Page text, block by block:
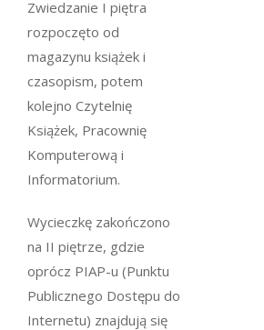
Zwiedzanie I piętra
rozpoczęto od
magazynu książek i
czasopism, potem
kolejno Czytelnię
Książek, Pracownię
Komputerową i
Informatorium.
Wycieczkę zakończono
na II piętrze, gdzie
oprócz PIAP-u (Punktu
Publicznego Dostępu do
Internetu) znajdują się